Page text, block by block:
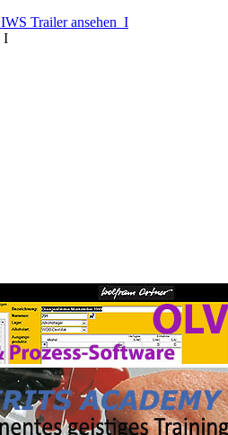
IWS Trailer ansehen I
I